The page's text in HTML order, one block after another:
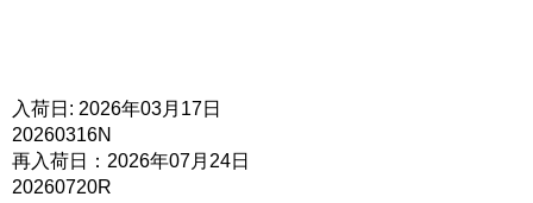
入荷日: 2026年03月17日
20260316N
再入荷日：2026年07月24日
20260720R